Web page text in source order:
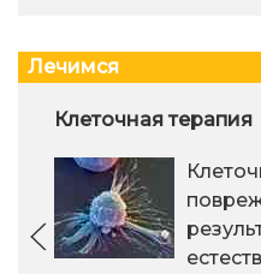
Лечимся
Клеточная терапия